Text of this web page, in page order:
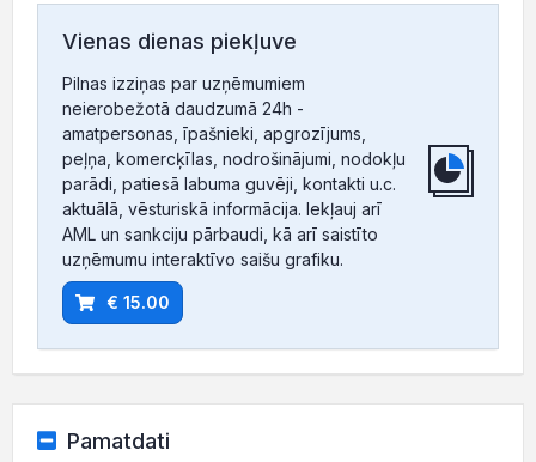
Vienas dienas piekļuve
Pilnas izziņas par uzņēmumiem
neierobežotā daudzumā 24h -
amatpersonas, īpašnieki, apgrozījums,
peļņa, komercķīlas, nodrošinājumi, nodokļu
parādi, patiesā labuma guvēji, kontakti u.c.
aktuālā, vēsturiskā informācija. Iekļauj arī
AML un sankciju pārbaudi, kā arī saistīto
uzņēmumu interaktīvo saišu grafiku.
€ 15.00
Pamatdati